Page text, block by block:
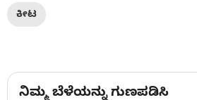
ಕೀಟ
ನಿಮ್ಮ ಬೆಳೆಯನ್ನು ಗುಣಪಡಿಸಿ